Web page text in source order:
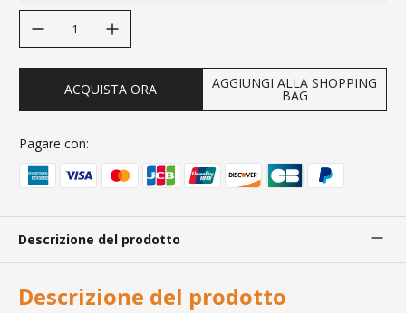
ACQUISTA ORA AGGIUNGI ALLA SHOPPING
BAG
Pagare con:
Descrizione del prodotto
Descrizione del prodotto